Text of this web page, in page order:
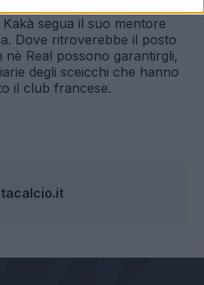
segua il suo mentore
Dove ritroverebbe il posto
Real possono garantirgli,
degli sceicchi che hanno
il club francese.